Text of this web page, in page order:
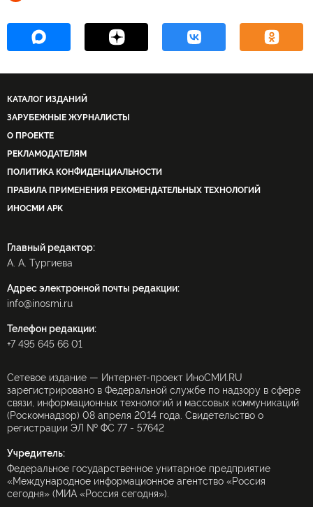
КАТАЛОГ ИЗДАНИЙ
ЗАРУБЕЖНЫЕ ЖУРНАЛИСТЫ
О ПРОЕКТЕ
РЕКЛАМОДАТЕЛЯМ
ПОЛИТИКА КОНФИДЕНЦИАЛЬНОСТИ
ПРАВИЛА ПРИМЕНЕНИЯ РЕКОМЕНДАТЕЛЬНЫХ ТЕХНОЛОГИЙ
ИНОСМИ APK
Главный редактор:
А. А. Тургиева
Адрес электронной почты редакции:
info@inosmi.ru
Телефон редакции:
+7 495 645 66 01
Сетевое издание — Интернет-проект ИноСМИ.RU
зарегистрировано в Федеральной службе по надзору в сфере
связи, информационных технологий и массовых коммуникаций
(Роскомнадзор) 08 апреля 2014 года. Свидетельство о
регистрации ЭЛ № ФС 77 - 57642
Учредитель:
Федеральное государственное унитарное предприятие
«Международное информационное агентство «Россия
сегодня» (МИА «Россия сегодня»).